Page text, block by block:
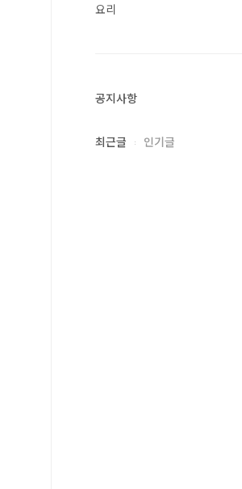
요리
공지사항
최근글 인기글